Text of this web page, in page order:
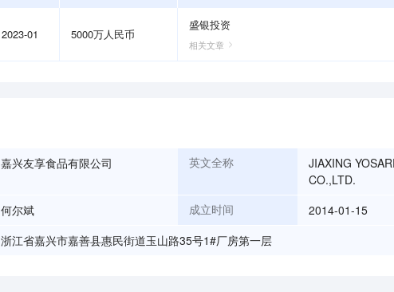
2023-01 5000万人民币
盛银投资
相关文章
嘉兴友享食品有限公司 英文全称
JIAXING
CO.,LTD.
何尔斌 成立时间 2014-01-15
浙江省嘉兴市嘉善县惠民街道玉山路35号1#厂房第一层